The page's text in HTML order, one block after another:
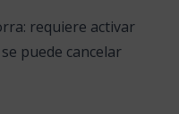
requiere activar
puede cancelar